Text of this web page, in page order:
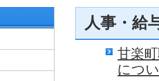
人事・給
甘楽
につ